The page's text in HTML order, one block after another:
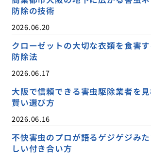
防除の技術
2026.06.20
クローゼットの大切な衣類を食害
防除法
2026.06.17
大阪で信頼できる害虫駆除業者を
賢い選び方
2026.06.16
不快害虫のプロが語るゲジゲジみ
しい付き合い方